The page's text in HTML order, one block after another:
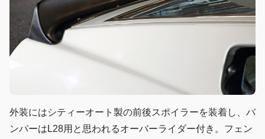
外装にはシティーオート製の前後スポイラーを装着し、バ
ンパーはL28用と思われるオーバーライダー付き。フェン